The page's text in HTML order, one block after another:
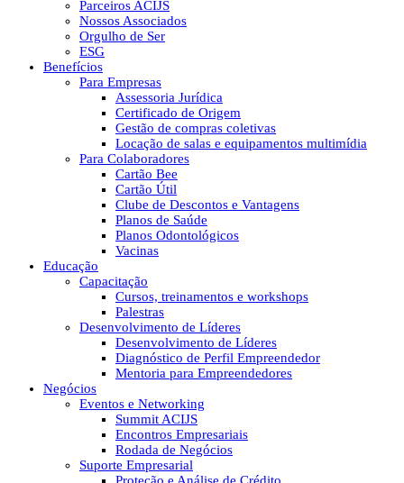
Parceiros ACIJS
Nossos Associados
Orgulho de Ser
ESG
Benefícios
Para Empresas
Assessoria Jurídica
Certificado de Origem
Gestão de compras coletivas
Locação de salas e equipamentos multimídia
Para Colaboradores
Cartão Bee
Cartão Útil
Clube de Descontos e Vantagens
Planos de Saúde
Planos Odontológicos
Vacinas
Educação
Capacitação
Cursos, treinamentos e workshops
Palestras
Desenvolvimento de Líderes
Desenvolvimento de Líderes
Diagnóstico de Perfil Empreendedor
Mentoria para Empreendedores
Negócios
Eventos e Networking
Summit ACIJS
Encontros Empresariais
Rodada de Negócios
Suporte Empresarial